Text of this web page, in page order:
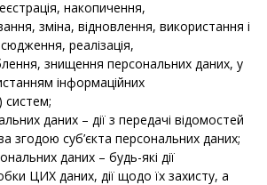
накопичення,
зміна, відновлення, використання і
реалізація,
знищення персональних даних, у
інформаційних
систем;
даних – дії з передачі відомостей
згодою суб’єкта персональних даних;
даних – будь-які дії
ЦИХ даних, дії щодо їх захисту, а